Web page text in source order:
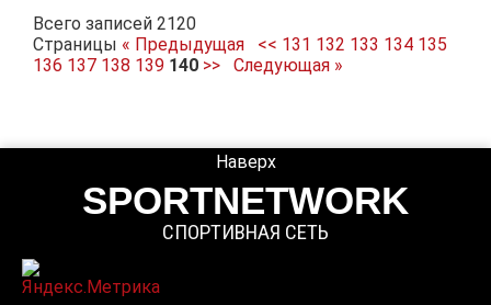
Всего записей 2120
Страницы « Предыдущая << 131 132 133 134 135
136 137 138 139 140 >> Следующая »
SPORTNETWORK
СПОРТИВНАЯ СЕТЬ
Наверх